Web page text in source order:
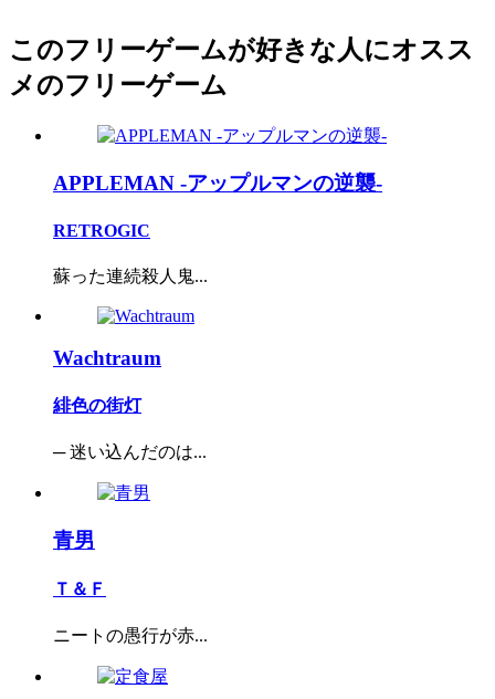
このフリーゲームが好きな人にオスス
メのフリーゲーム
APPLEMAN -アップルマンの逆襲-
RETROGIC
蘇った連続殺人鬼...
Wachtraum
緋色の街灯
─ 迷い込んだのは...
青男
Ｔ＆Ｆ
ニートの愚行が赤...